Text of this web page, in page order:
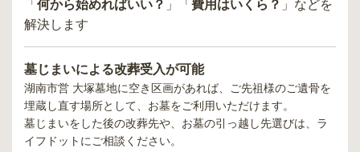
「 何から始めればいい？ 」「 費用はいくら？ 」などを
解決します
墓じまいによる改葬受入が可能
湖南市営 大塚墓地に空き区画があれば、ご先祖様のご遺骨を
埋蔵し直す場所として、お墓をご利用いただけます。
墓じまいをした後の改葬先や、お墓の引っ越し先選びは、ラ
イフドットにご相談ください。